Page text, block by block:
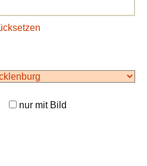
nur mit Bild